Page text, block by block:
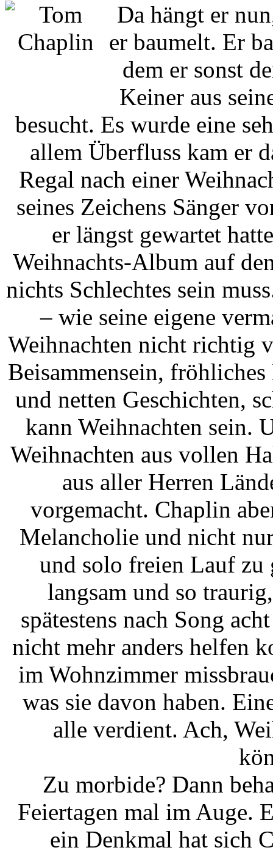
Da hängt er
er baumelt. Er
dem er sonst
Keiner aus
besucht. Es wurde eine
allem Überfluss kam er
Regal nach einer
seines Zeichens Sänger
er längst gewartet
Weihnachts-Album auf
nichts Schlechtes sein
– wie seine eigene
Weihnachten nicht richtig
Beisammensein,
und netten Geschichten,
kann Weihnachten sein.
Weihnachten aus vollen
aus aller Herren
vorgemacht. Chaplin
Melancholie und nicht
und solo freien Lauf zu
langsam und so
spätestens nach Song
nicht mehr anders helfen
im Wohnzimmer
was sie davon haben.
alle verdient. Ach,
Zu morbide? Dann
Feiertagen mal im Auge.
ein Denkmal hat sich